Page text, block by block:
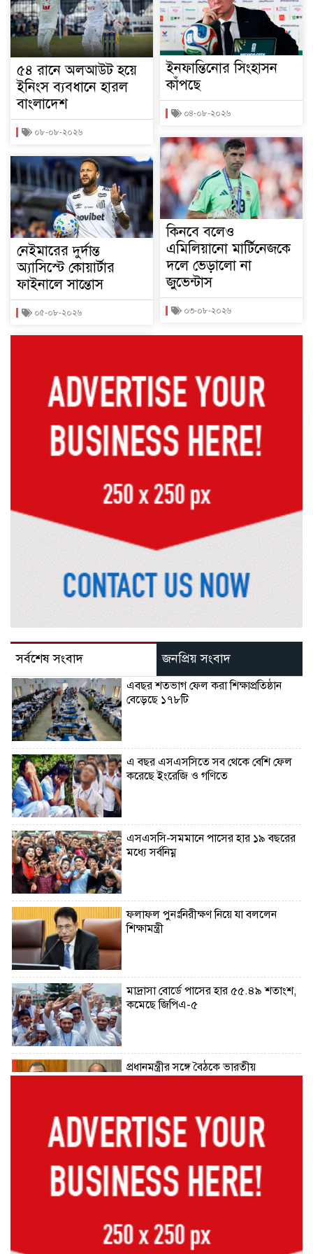
৫৪ রানে অলআউট হয়ে
ইনিংস ব্যবধানে হারল
বাংলাদেশ
০৮-০৮-২০২৬
নেইমারের দুর্দান্ত
অ্যাসিস্টে কোয়ার্টার
ফাইনালে সান্তোস
০৫-০৮-২০২৬
ইনফান্তিনোর সিংহাসন
কাঁপছে
০৪-০৮-২০২৬
কিনবে বলেও
এমিলিয়ানো মার্টিনেজকে
দলে ভেড়ালো না
জুভেন্টাস
০৩-০৮-২০২৬
সর্বশেষ সংবাদ জনপ্রিয় সংবাদ
এবছর শতভাগ ফেল করা শিক্ষাপ্রতিষ্ঠান
বেড়েছে ১৭৮টি
এ বছর এসএসসিতে সব থেকে বেশি ফেল
করেছে ইংরেজি ও গণিতে
এসএসসি-সমমানে পাসের হার ১৯ বছরের
মধ্যে সর্বনিম্ন
ফলাফল পুনঃনিরীক্ষণ নিয়ে যা বললেন
শিক্ষামন্ত্রী
মাদ্রাসা বোর্ডে পাসের হার ৫৫.৪৯ শতাংশ,
কমেছে জিপিএ-৫
প্রধানমন্ত্রীর সঙ্গে বৈঠকে ভারতীয়
২৯ কারিগরি শিক্ষাপ্রতিষ্ঠানের কোনো